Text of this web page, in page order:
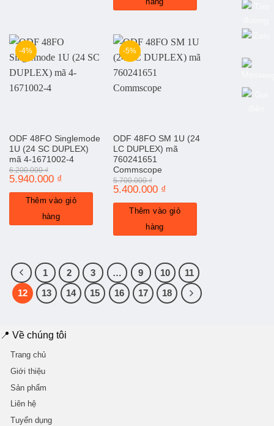
-4%
ODF 48FO Singlemode
1U (24 SC DUPLEX)
mã 4-1671002-4
6.200.000₫
Giá
là:
6.200.000 ₫.
5.940.000 ₫
tại
là:
Thêm vào giỏ
hàng
-5%
ODF 48FO SM 1U (24
LC DUPLEX) mã
760241651
Commscope
5.700.000₫
Giá
là:
5.700.000 ₫.
5.400.000 ₫
tại
là:
Thêm vào giỏ
hàng
1 2 3 … 9 10
11
12
13 14 15 16 17 18
📍 Về chúng tôi
Trang chủ
Giới thiệu
Sản phẩm
Liên hệ
Tuyển dụng